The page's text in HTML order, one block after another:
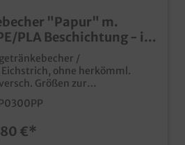
"Papur" m.
PLA Beschichtung - im
/
ohne herkömml.
Größen zur
0,2l 2500St / 300ml 0,3l
in Planungdie nachhaltige
PLA Beschichtungim Altpapier
€*